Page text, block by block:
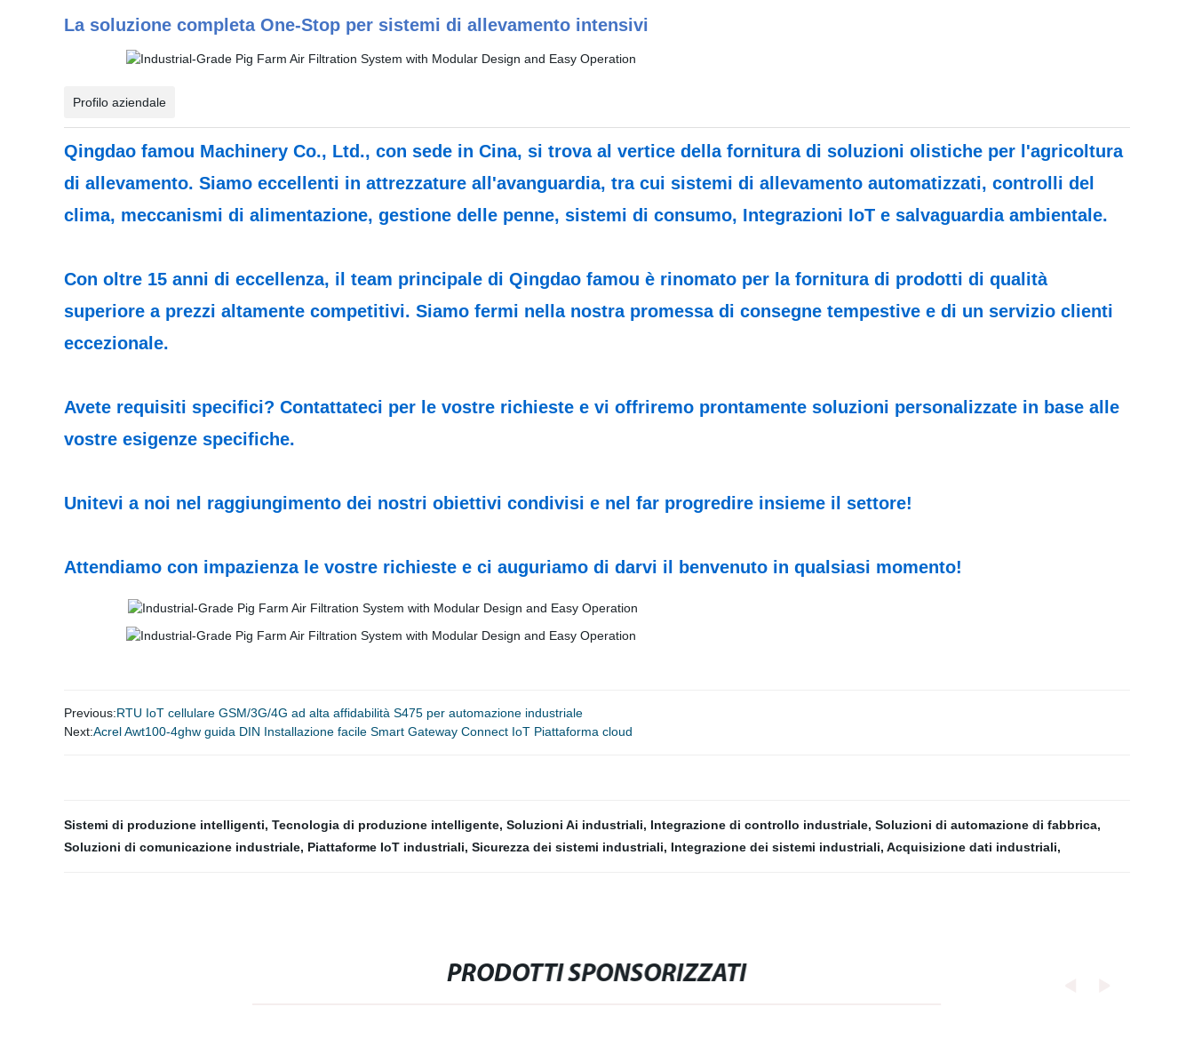
La soluzione completa One-Stop per sistemi di allevamento intensivi
Profilo aziendale
Qingdao famou Machinery Co., Ltd., con sede in Cina, si trova al vertice della fornitura di soluzioni olistiche per l'agricoltura
di allevamento. Siamo eccellenti in attrezzature all'avanguardia, tra cui sistemi di allevamento automatizzati, controlli del
clima, meccanismi di alimentazione, gestione delle penne, sistemi di consumo, Integrazioni IoT e salvaguardia ambientale.
Con oltre 15 anni di eccellenza, il team principale di Qingdao famou è rinomato per la fornitura di prodotti di qualità
superiore a prezzi altamente competitivi. Siamo fermi nella nostra promessa di consegne tempestive e di un servizio clienti
eccezionale.
Avete requisiti specifici? Contattateci per le vostre richieste e vi offriremo prontamente soluzioni personalizzate in base alle
vostre esigenze specifiche.
Unitevi a noi nel raggiungimento dei nostri obiettivi condivisi e nel far progredire insieme il settore!
Attendiamo con impazienza le vostre richieste e ci auguriamo di darvi il benvenuto in qualsiasi momento!
Previous:RTU IoT cellulare GSM/3G/4G ad alta affidabilità S475 per automazione industriale
Next:Acrel Awt100-4ghw guida DIN Installazione facile Smart Gateway Connect IoT Piattaforma cloud
Sistemi di produzione intelligenti, Tecnologia di produzione intelligente, Soluzioni Ai industriali, Integrazione di controllo industriale, Soluzioni di automazione di fabbrica,
Soluzioni di comunicazione industriale, Piattaforme IoT industriali, Sicurezza dei sistemi industriali, Integrazione dei sistemi industriali, Acquisizione dati industriali,
PRODOTTI SPONSORIZZATI